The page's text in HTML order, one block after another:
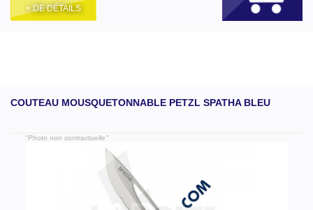
+ DE DÉTAILS
COUTEAU MOUSQUETONNABLE PETZL SPATHA BLEU
"Photo non contractuelle"